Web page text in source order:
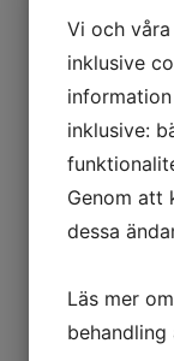
bredd
188
mm
mängd
Artikelnr:
Mer
Vi och
inklusive
inklusive:
Genom att
dessa
Läs mer